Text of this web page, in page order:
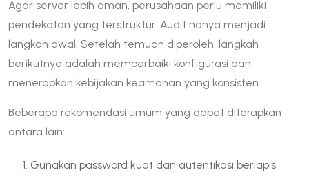
Agar server lebih aman, perusahaan perlu memiliki
pendekatan yang terstruktur. Audit hanya menjadi
langkah awal. Setelah temuan diperoleh, langkah
berikutnya adalah memperbaiki konfigurasi dan
menerapkan kebijakan keamanan yang konsisten.
Beberapa rekomendasi umum yang dapat diterapkan
antara lain:
Gunakan password kuat dan autentikasi berlapis